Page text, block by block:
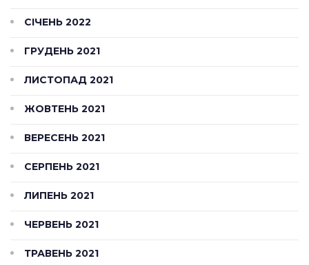
СІЧЕНЬ 2022
ГРУДЕНЬ 2021
ЛИСТОПАД 2021
ЖОВТЕНЬ 2021
ВЕРЕСЕНЬ 2021
СЕРПЕНЬ 2021
ЛИПЕНЬ 2021
ЧЕРВЕНЬ 2021
ТРАВЕНЬ 2021